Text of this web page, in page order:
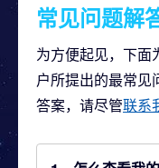
常见问题解
为方便起见，下面
户所提出的最常见
答案，请尽管联系